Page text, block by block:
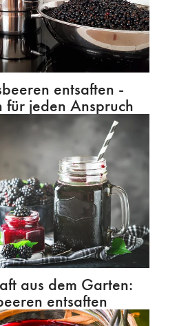
entsaften -
für jeden Anspruch
aus dem Garten:
entsaften